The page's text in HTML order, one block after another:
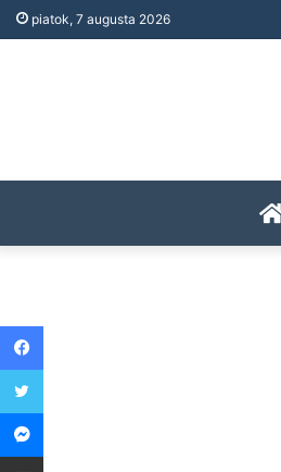
piatok, 7 augusta 2026
Facebook
Twitter
Messenger
Share via Email